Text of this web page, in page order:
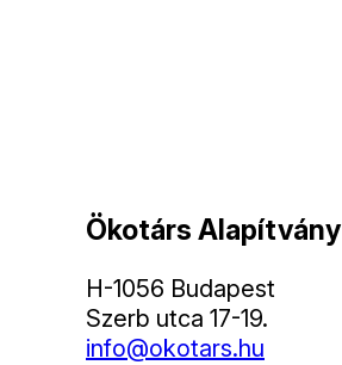
Ökotárs Alapítvány
H-1056 Budapest
Szerb utca 17-19.
info@okotars.hu